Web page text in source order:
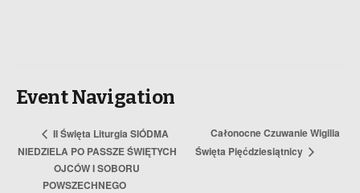
Event Navigation
II Święta Liturgia SIÓDMA
NIEDZIELA PO PASSZE ŚWIĘTYCH
OJCÓW I SOBORU
POWSZECHNEGO
Całonocne Czuwanie Wigilia
Święta Pięćdziesiątnicy